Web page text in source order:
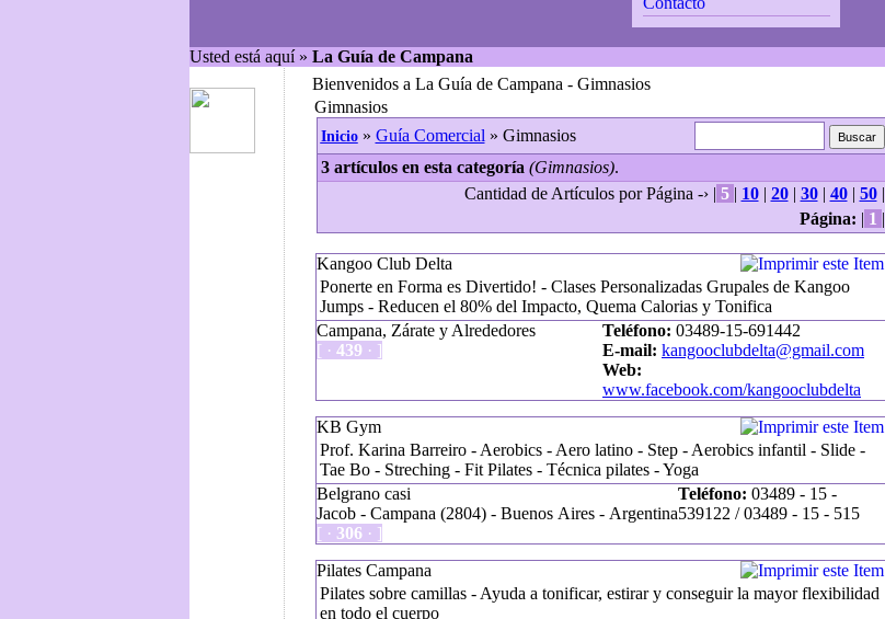
Usted está aquí » La Guía de Campana
Bienvenidos a La Guía de Campana - Gimnasios
Gimnasios
Inicio» Guía Comercial » Gimnasios
3 artículos en esta categoría (Gimnasios).
Cantidad de Artículos por Página -› | 5 | 10| 20| 30| 40| 50|
Página: | 1 |
Kangoo Club Delta
Ponerte en Forma es Divertido! - Clases Personalizadas Grupales de Kangoo
Jumps - Reducen el 80% del Impacto, Quema Calorias y Tonifica
Campana, Zárate y Alrededores
[ · 439 · ]
Teléfono: 03489-15-691442
E-mail: kangooclubdelta@gmail.com
Web:
www.facebook.com/kangooclubdelta
KB Gym
Prof. Karina Barreiro - Aerobics - Aero latino - Step - Aerobics infantil - Slide -
Tae Bo - Streching - Fit Pilates - Técnica pilates - Yoga
Belgrano casi
Jacob - Campana (2804) - Buenos Aires - Argentina
[ · 306 · ]
Teléfono: 03489 - 15 -
539122 / 03489 - 15 - 515
Pilates Campana
Pilates sobre camillas - Ayuda a tonificar, estirar y conseguir la mayor flexibilidad
en todo el cuerpo